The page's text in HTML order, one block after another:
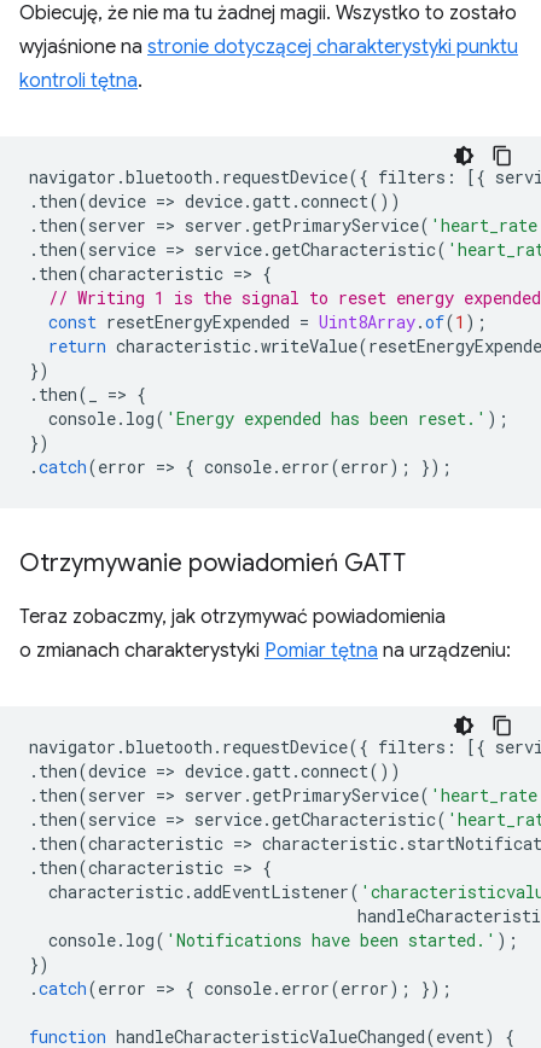
Obiecuję, że nie ma tu żadnej magii. Wszystko to zostało
wyjaśnione na stronie dotyczącej charakterystyki punktu
kontroli tętna.
navigator .bluetooth . requestDevice({ filters : [{
. then(device => device.gatt.connect())
. then(server => server .getPrimaryService(
. then(service => service.getCharacteristic(
. then(characteristic => {
// Writing 1 is the signal to reset energy
const resetEnergyExpended = Uint8Array.of(1 );
return characteristic.writeValue(
})
. then( => {
console. log( 'Energy expended has been reset.' );
})
.catch(error => { console. error(error); });
Otrzymywanie powiadomień GATT
Teraz zobaczmy, jak otrzymywać powiadomienia
o zmianach charakterystyki Pomiar tętna na urządzeniu:
navigator .bluetooth . requestDevice({ filters : [{
. then(device => device.gatt.connect())
. then(server => server .getPrimaryService(
. then(service => service.getCharacteristic(
. then(characteristic => characteristic.
. then(characteristic => {
characteristic.addEventListener(
console. log( 'Notifications have been started.' );
})
.catch(error => { console. error(error); });
function handleCharacteristicValueChanged(event) {